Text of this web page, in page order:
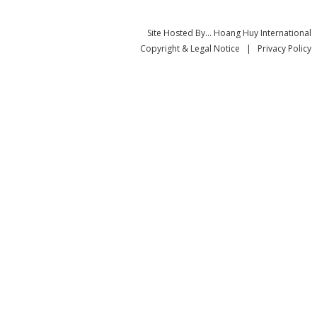
Site Hosted By... Hoang Huy International
Copyright & Legal Notice | Privacy Policy